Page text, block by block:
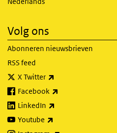
Volg ons
Abonneren nieuwsbrieven
RSS feed
X Twitter
Facebook
LinkedIn
Youtube